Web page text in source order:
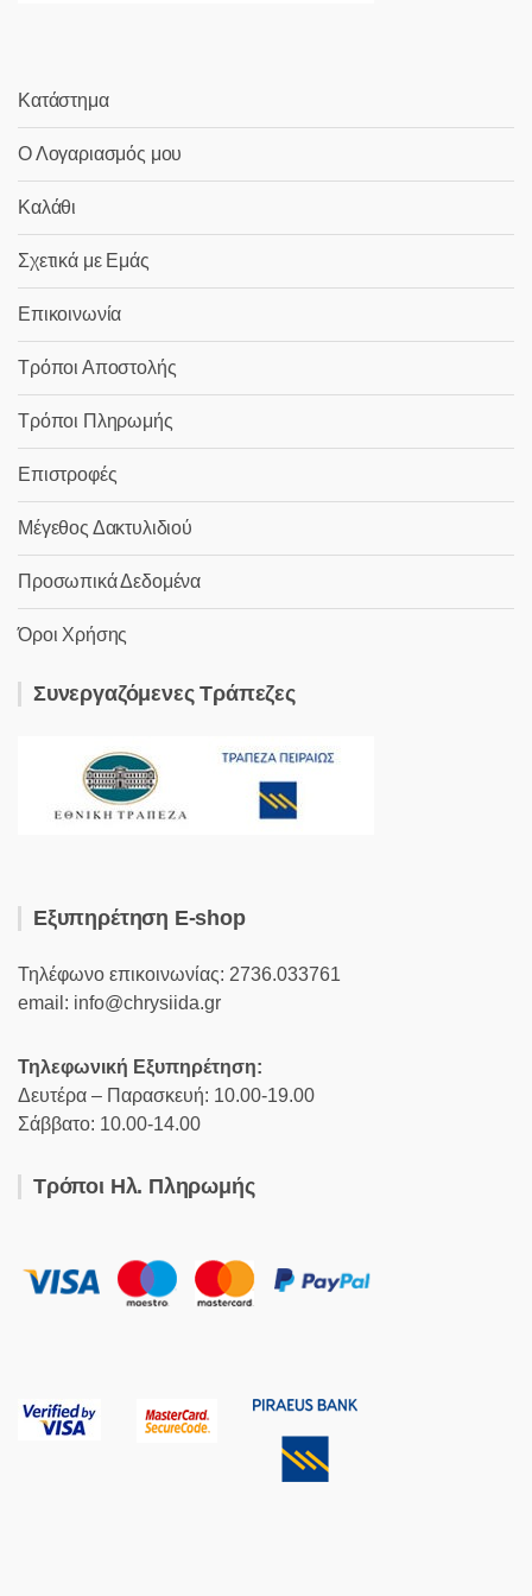
Κατάστημα
Ο Λογαριασμός μου
Καλάθι
Σχετικά με Εμάς
Επικοινωνία
Τρόποι Αποστολής
Τρόποι Πληρωμής
Επιστροφές
Μέγεθος Δακτυλιδιού
Προσωπικά Δεδομένα
Όροι Χρήσης
Συνεργαζόμενες Τράπεζες
Εξυπηρέτηση E-shop
Τηλέφωνο επικοινωνίας: 2736.033761
email: info@chrysiida.gr
Τηλεφωνική Εξυπηρέτηση:
Δευτέρα – Παρασκευή: 10.00-19.00
Σάββατο: 10.00-14.00
Τρόποι Ηλ. Πληρωμής